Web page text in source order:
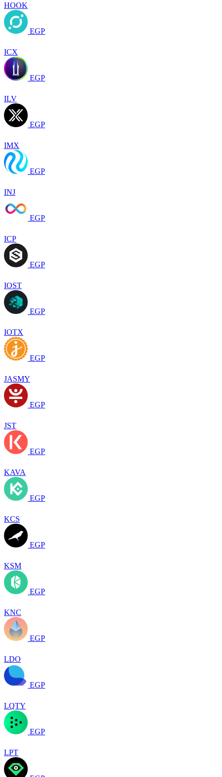
HOOK
EGP
ICX
EGP
ILV
EGP
IMX
EGP
INJ
EGP
ICP
EGP
IOST
EGP
IOTX
EGP
JASMY
EGP
JST
EGP
KAVA
EGP
KCS
EGP
KSM
EGP
KNC
EGP
LDO
EGP
LQTY
EGP
LPT